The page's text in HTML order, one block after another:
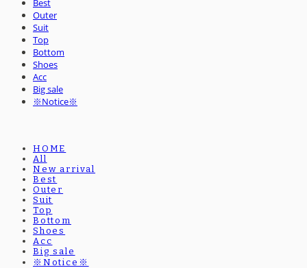
Best
Outer
Suit
Top
Bottom
Shoes
Acc
Big sale
※Notice※
HOME
All
New arrival
Best
Outer
Suit
Top
Bottom
Shoes
Acc
Big sale
※Notice※